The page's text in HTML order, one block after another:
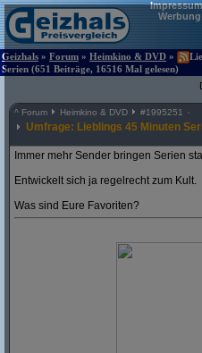
Impressum
Werbung
Geizhals » Forum » Heimkino & DVD »
Serien (651 Beiträge, 16516 Mal gelesen)
^ Forum Heimkino & DVD #1995251
Umfrage: Lieblings 45 Minuten
Immer mehr Sender bringen Serien
Entwickelt sich ja regelrecht zum Kult.
Was sind Eure Favoriten?